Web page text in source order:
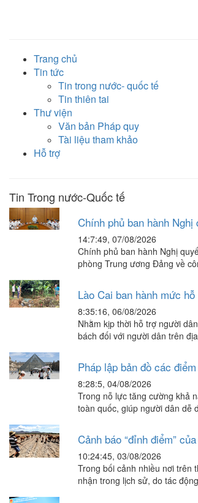
Trang chủ
Tin tức
Tin trong nước- quốc tế
Tin thiên tai
Thư viện
Văn bản Pháp quy
Tài liệu tham khảo
Hỗ trợ
Tin Trong nước-Quốc tế
Chính phủ ban hành
14:7:49, 07/08/2026
Chính phủ ban hành Nghị
phòng Trung ương Đảng về
Lào Cai ban hành mức
8:35:16, 06/08/2026
Nhằm kịp thời hỗ trợ người
bách đối với người dân trên
Pháp lập bản đồ các
8:28:5, 04/08/2026
Trong nỗ lực tăng cường khả
toàn quốc, giúp người dân dễ
Cảnh báo “đỉnh điểm”
10:24:45, 03/08/2026
Trong bối cảnh nhiều nơi trên
nhận trong lịch sử, do tác